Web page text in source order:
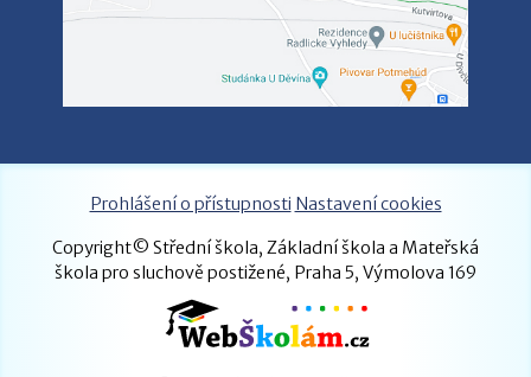
Prohlášení o přístupnosti Nastavení cookies
Copyright© Střední škola, Základní škola a Mateřská
škola pro sluchově postižené, Praha 5, Výmolova 169